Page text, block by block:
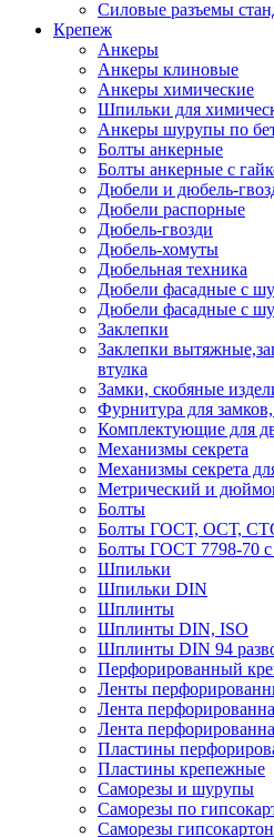
Силовые разъемы
Крепеж
Анкеры
Анкеры клиновые
Анкеры химические
Шпильки для
Анкеры шурупы по
Болты анкерные
Болты анкерные с
Дюбели и дюбель-
Дюбели распорные
Дюбель-гвозди
Дюбель-хомуты
Дюбельная техника
Дюбели фасадные с
Дюбели фасадные с
Заклепки
Заклепки
втулка
Замки, скобяные
Фурнитура для
Комплектующие для
Механизмы секрета
Механизмы секрета
Метрический и
Болты
Болты ГОСТ, ОСТ,
Болты ГОСТ 7798-70 с
Шпильки
Шпильки DIN
Шплинты
Шплинты DIN, ISO
Шплинты DIN 94
Перфорированный
Ленты
Лента
Лента
Пластины
Пластины крепежные
Саморезы и шурупы
Саморезы по
Саморезы